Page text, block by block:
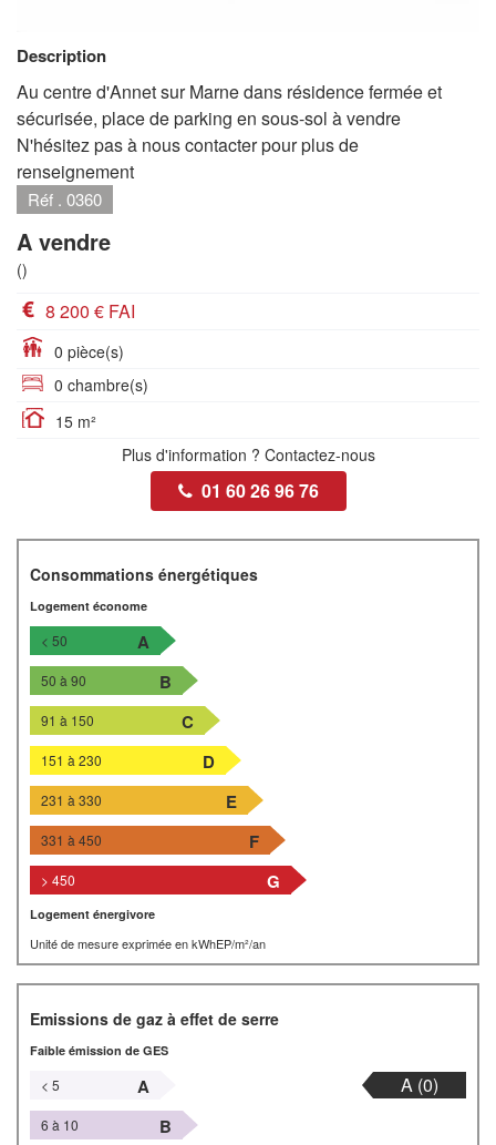
Description
Au centre d'Annet sur Marne dans résidence fermée et
sécurisée, place de parking en sous-sol à vendre
N'hésitez pas à nous contacter pour plus de
renseignement
Réf . 0360
A vendre
()
8 200 € FAI
0 pièce(s)
0 chambre(s)
15 m²
Plus d'information ? Contactez-nous
01 60 26 96 76
Consommations énergétiques
Logement économe
< 50 A
50 à 90 B
91 à 150 C
151 à 230 D
231 à 330 E
331 à 450 F
> 450 G
Logement énergivore
Unité de mesure exprimée en kWhEP/m²/an
Emissions de gaz à effet de serre
Faible émission de GES
< 5 A A (0)
6 à 10 B